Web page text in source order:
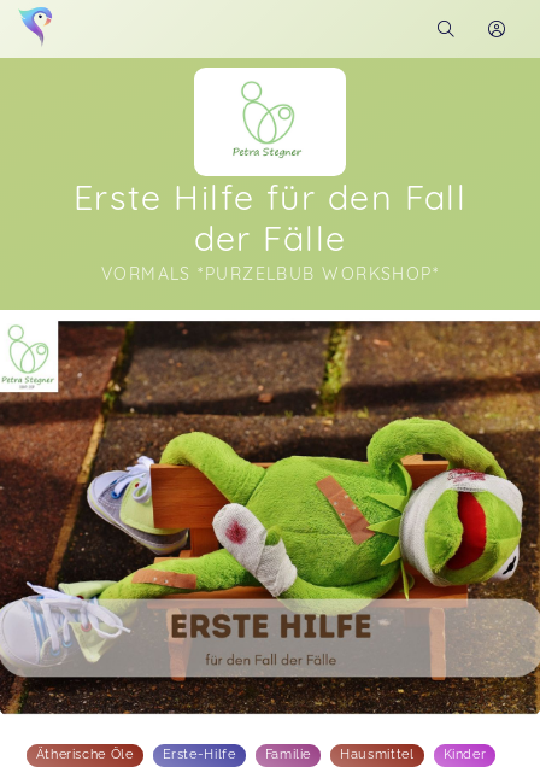
Erste Hilfe für den Fall
der Fälle
VORMALS *PURZELBUB WORKSHOP*
Soon you will learn more about me here...
Ätherische Öle Erste-Hilfe Familie Hausmittel Kinder